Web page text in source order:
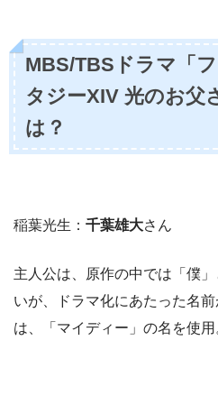
MBS/TBSドラマ「
タジーXIV 光のお父
は？
稲葉光生： 千葉雄大さん
主人公は、原作の中では「僕
いが、ドラマ化にあたった名
は、「マイディー」の名を使用